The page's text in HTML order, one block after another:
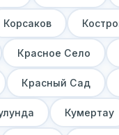
Корсаков
Красное Село
Красный Сад
Кумертау